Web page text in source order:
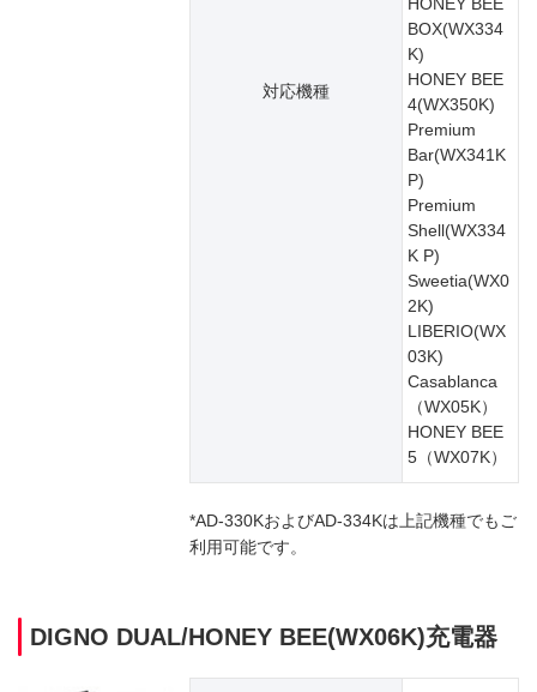
対応機種
BOX(WX334
K)
HONEY BEE
4(WX350K)
Premium
Bar(WX341K
P)
Premium
Shell(WX334
K P)
Sweetia(WX0
2K)
LIBERIO(WX
03K)
Casablanca
（WX05K）
HONEY BEE
5（WX07K）
*AD-330KおよびAD-334Kは上記機種でもご
利用可能です。
DIGNO DUAL/HONEY BEE(WX06K)充電器